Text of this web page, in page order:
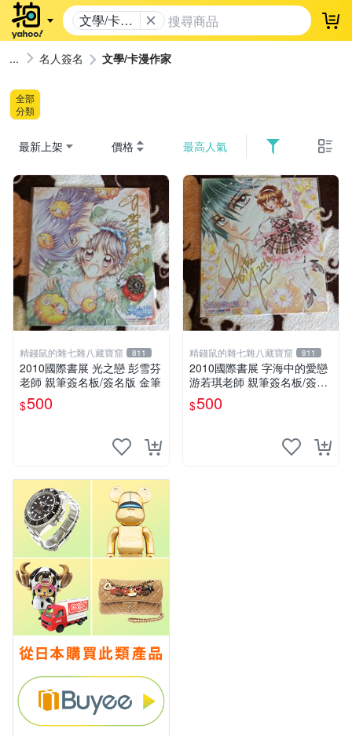
文學/卡漫
作家
登
名人簽名 文學/卡漫作家
全部
分類
最新上架 價格 最高人氣
精錢鼠的雜七雜八藏寶窟 811
2010國際書展 光之戀 彭雪芬
老師 親筆簽名板/簽名版 金筆
$500
精錢鼠的雜七雜八藏寶窟 811
2010國際書展 字海中的愛戀
游若琪老師 親筆簽名板/簽名
版 金筆
$500